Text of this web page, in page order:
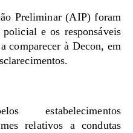
Preliminar (AIP) foram
e os responsáveis
comparecer à Decon, em
estabelecimentos
relativos a condutas